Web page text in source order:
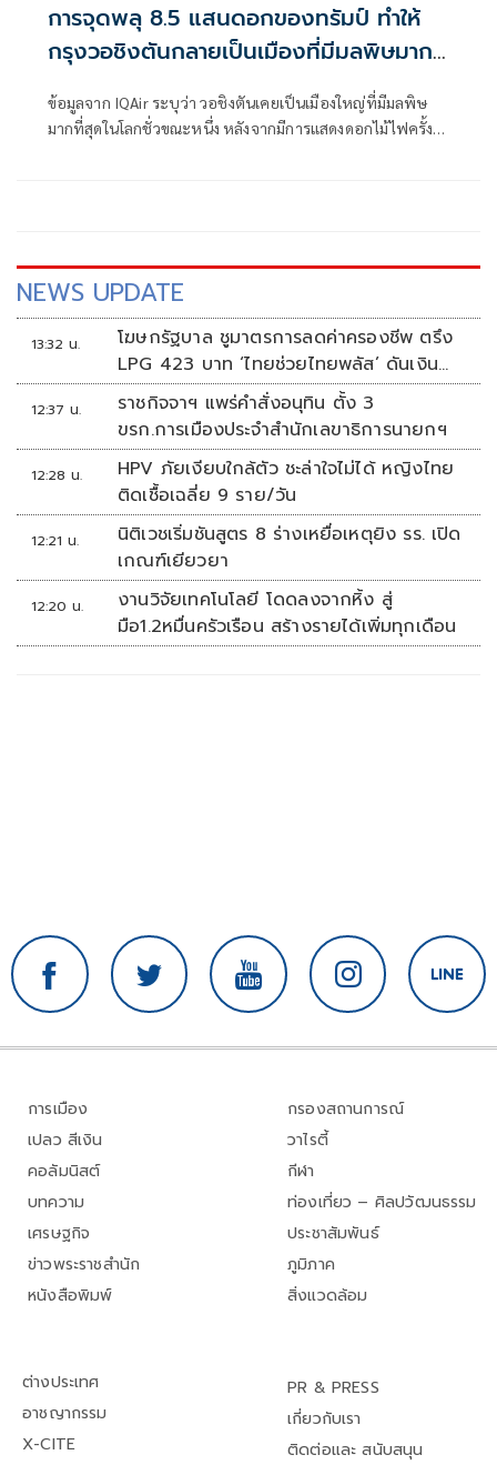
การจุดพลุ 8.5 แสนดอกของทรัมป์ ทำให้
กรุงวอชิงตันกลายเป็นเมืองที่มีมลพิษมาก
ข้อมูลจาก IQAir ระบุว่า วอชิงตันเคยเป็นเมืองใหญ่ที่มีมลพิษ
มากที่สุดในโลกชั่วขณะหนึ่ง หลังจากมีการแสดงดอกไม้ไฟครั้ง
NEWS UPDATE
13:32 น.
โฆษกรัฐบาล ชูมาตรการลดค่าครองชีพ ตรึง
LPG 423 บาท ‘ไทยช่วยไทยพลัส’ ดันเงิน
หมุนแสนล้าน
12:37 น.
ราชกิจจาฯ แพร่คำสั่งอนุทิน ตั้ง 3
ขรก.การเมืองประจำสำนักเลขาธิการนายกฯ
12:28 น.
HPV ภัยเงียบใกล้ตัว ชะล่าใจไม่ได้ หญิงไทย
ติดเชื้อเฉลี่ย 9 ราย/วัน
12:21 น.
นิติเวชเริ่มชันสูตร 8 ร่างเหยื่อเหตุยิง รร. เปิด
เกณฑ์เยียวยา
12:20 น.
งานวิจัยเทคโนโลยี โดดลงจากหิ้ง สู่
มือ1.2หมื่นครัวเรือน สร้างรายได้เพิ่มทุกเดือน
การเมือง
เปลว สีเงิน
คอลัมนิสต์
บทความ
เศรษฐกิจ
ข่าวพระราชสำนัก
หนังสือพิมพ์
กรองสถานการณ์
วาไรตี้
กีฬา
ท่องเที่ยว – ศิลปวัฒนธรรม
ประชาสัมพันธ์
ภูมิภาค
สิ่งแวดล้อม
ต่างประเทศ
อาชญากรรม
X-CITE
PR & PRESS
เกี่ยวกับเรา
ติดต่อและ สนับสนุน